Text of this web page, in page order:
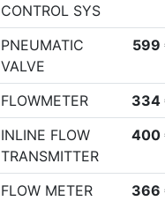
CONTROL SYS
PNEUMATIC
VALVE
599
FLOWMETER
334
INLINE FLOW
TRANSMITTER
400
FLOW METER
366